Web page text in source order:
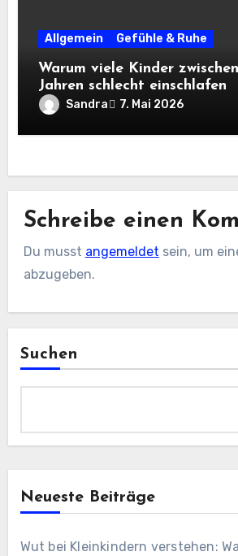
Allgemein Gefühle & Ruhe
Warum viele Kinder
Jahren schlecht einschlafen
Sandra 7. Mai 2026
Schreibe einen
Du musst angemeldet sein, um
abzugeben.
Suchen
Neueste Beiträge
Wut bei Kleinkindern verstehen: